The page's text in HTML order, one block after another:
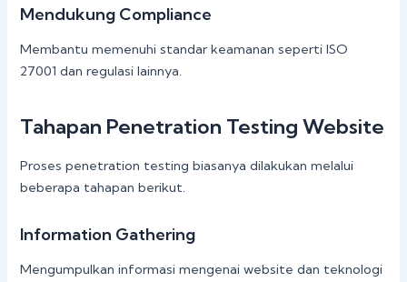
Mendukung Compliance
Membantu memenuhi standar keamanan seperti ISO
27001 dan regulasi lainnya.
Tahapan Penetration Testing Website
Proses penetration testing biasanya dilakukan melalui
beberapa tahapan berikut.
Information Gathering
Mengumpulkan informasi mengenai website dan teknologi